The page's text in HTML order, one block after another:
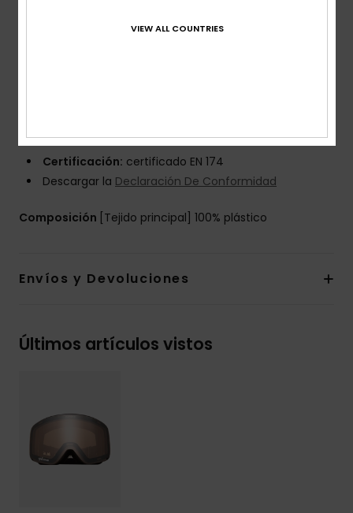
Garantía:2 años
Certificación: certificado EN 174
Descargar la Declaración De Conformidad
Composición [Tejido principal] 100% plástico
Envíos y Devoluciones
Últimos artículos vistos
VIEW ALL COUNTRIES